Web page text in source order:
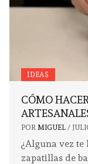
IDEAS
CÓMO
POR MIGUEL /
¿Alguna vez te
zapatillas de